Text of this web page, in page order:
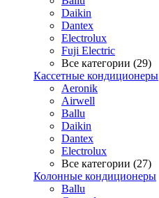
Daikin
Dantex
Electrolux
Fuji Electric
Все категории (29)
Кассетные кондиционеры
Aeronik
Airwell
Ballu
Daikin
Dantex
Electrolux
Все категории (27)
Колонные кондиционеры
Ballu